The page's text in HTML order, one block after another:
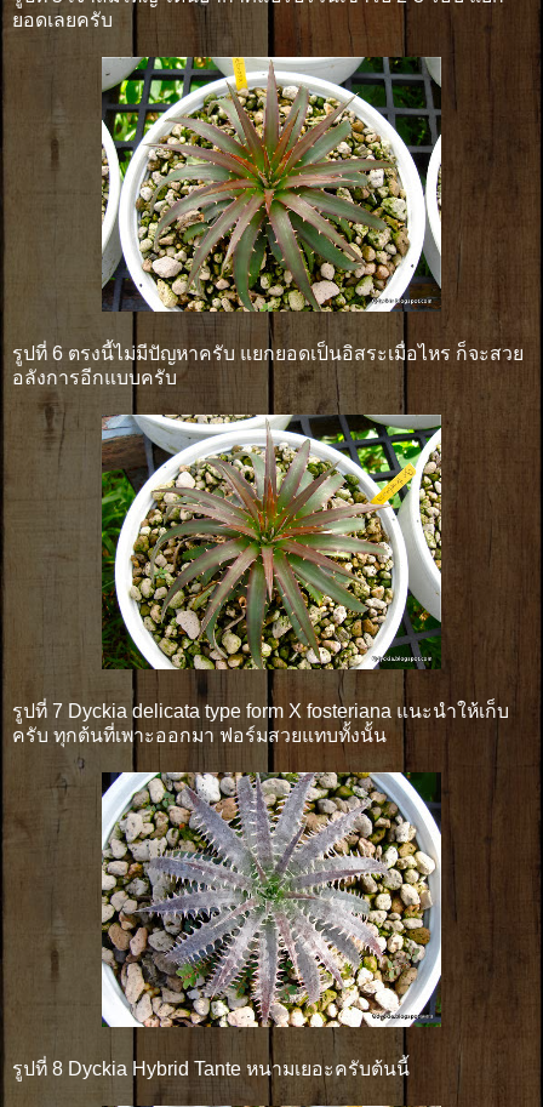
ยอดเลยครับ
รูปที่ 6 ตรงนี้ไม่มีปัญหาครับ แยกยอดเป็นอิสระเมื่อไหร ก็จะสวย
อลังการอีกแบบครับ
รูปที่ 7 Dyckia delicata type form X fosteriana แนะนำให้เก็บ
ครับ ทุกต้นที่เพาะออกมา ฟอร์มสวยแทบทั้งนั้น
รูปที่ 8 Dyckia Hybrid Tante หนามเยอะครับต้นนี้